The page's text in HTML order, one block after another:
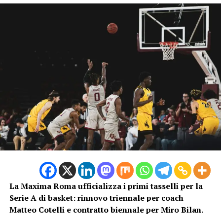
Basket, Milano soffre ma vince contro Reggio Emilia 80-
La Virtus Bologna resiste a metà: passa il Valencia
La Maxima Roma ufficializza i primi tasselli per la
Serie A di basket: rinnovo triennale per coach
Matteo Cotelli e contratto biennale per Miro Bilan.